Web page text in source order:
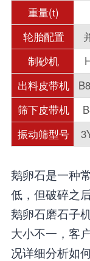
重量(t)
轮胎配置
制砂机
出料皮带机
筛下皮带机
振动筛型号
鹅卵石是一种
低，但破碎之
鹅卵石磨石子
大小不一，客
况详细分析如